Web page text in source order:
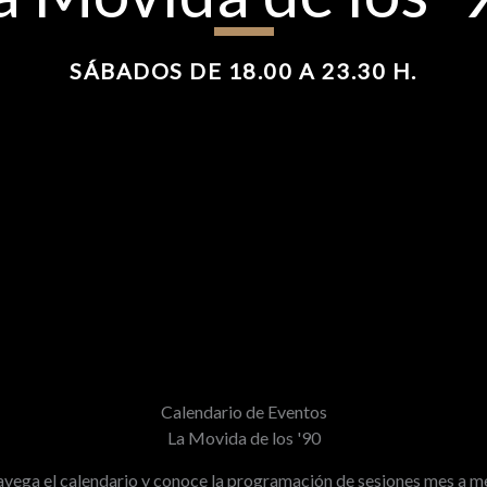
SÁBADOS DE 18.00 A 23.30 H.
Calendario de Eventos
La Movida de los '90
el calendario y conoce la programación de sesiones mes a